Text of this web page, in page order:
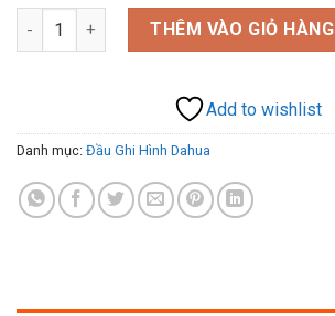
DAHUA HCVR5216AN-S3 số lượng
THÊM VÀO GIỎ HÀNG
Add to wishlist
Danh mục: Đầu Ghi Hình Dahua